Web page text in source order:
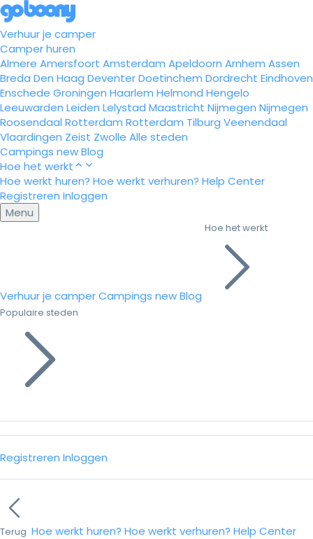
Verhuur je camper
Camper huren
Almere Amersfoort Amsterdam Apeldoorn Arnhem Assen
Breda Den Haag DeventerDoetinchem Dordrecht Eindhoven
Enschede Groningen Haarlem Helmond Hengelo
Leeuwarden Leiden Lelystad Maastricht Nijmegen Nijmegen
Roosendaal Rotterdam Rotterdam Tilburg Veenendaal
Vlaardingen Zeist Zwolle Alle steden
Campings newBlog
Hoe het werkt
Hoe werkt huren? Hoe werkt verhuren? Help Center
Registreren Inloggen
Menu
Verhuur je camperCampings newBlog
Hoe het werkt
Populaire steden
Registreren Inloggen
Terug Hoe werkt huren? Hoe werkt verhuren? Help Center